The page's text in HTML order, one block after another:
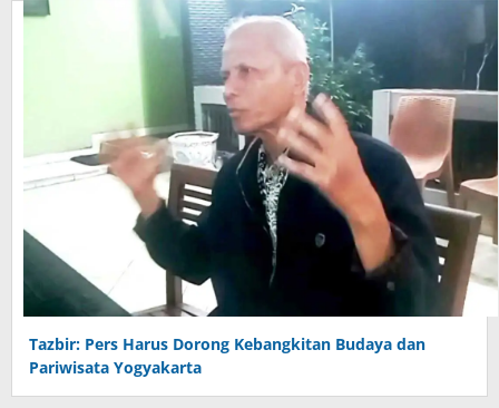
Tazbir: Pers Harus Dorong Kebangkitan Budaya dan
Pariwisata Yogyakarta